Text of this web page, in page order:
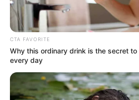
Serem! 9 Chat Ojek Online &
Pelanggan Ini Bikin Auto
Merinding
CTA FAVORITE
Why this ordinary drink is the secret
every day